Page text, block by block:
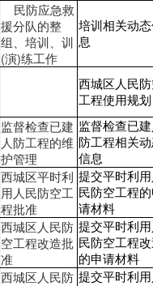
民防应急救
援分队的整
组、培训、训
(演)练工作
培训相关动
息
西城区人民
工程使用规划
监督检查已建
人防工程的维
护管理
监督检查已建
防工程相关
信息
西城区平时利
用人民防空工
程批准
提交平时利用
民防空工程的
请材料
西城区人民防
空工程改造批
准
提交平时利用
民防空工程
的申请材料
西城区人民防 提交平时利用